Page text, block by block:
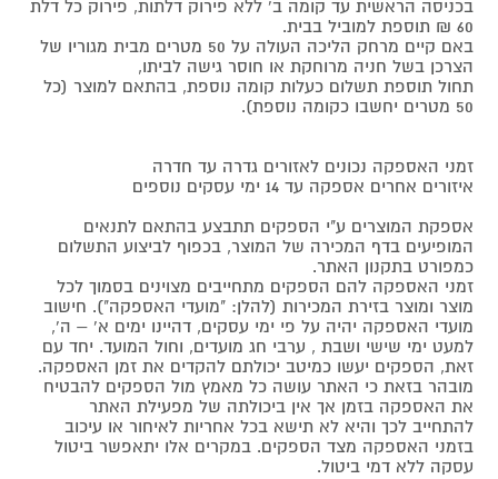
בכניסה הראשית עד קומה ב' ללא פירוק דלתות, פירוק כל דלת
60 ₪ תוספת למוביל בבית.
באם קיים מרחק הליכה העולה על 50 מטרים מבית מגוריו של
הצרכן בשל חניה מרוחקת או חוסר גישה לביתו,
תחול תוספת תשלום כעלות קומה נוספת, בהתאם למוצר (כל
50 מטרים יחשבו כקומה נוספת).
זמני האספקה נכונים לאזורים גדרה עד חדרה
איזורים אחרים אספקה עד 14 ימי עסקים נוספים
אספקת המוצרים ע"י הספקים תתבצע בהתאם לתנאים
המופיעים בדף המכירה של המוצר, בכפוף לביצוע התשלום
כמפורט בתקנון האתר.
זמני האספקה להם הספקים מתחייבים מצוינים בסמוך לכל
מוצר ומוצר בזירת המכירות (להלן: "מועדי האספקה"). חישוב
מועדי האספקה יהיה על פי ימי עסקים, דהיינו ימים א' – ה',
למעט ימי שישי ושבת , ערבי חג מועדים, וחול המועד. יחד עם
זאת, הספקים יעשו כמיטב יכולתם להקדים את זמן האספקה.
מובהר בזאת כי האתר עושה כל מאמץ מול הספקים להבטיח
את האספקה בזמן אך אין ביכולתה של מפעילת האתר
להתחייב לכך והיא לא תישא בכל אחריות לאיחור או עיכוב
בזמני האספקה מצד הספקים. במקרים אלו יתאפשר ביטול
עסקה ללא דמי ביטול.